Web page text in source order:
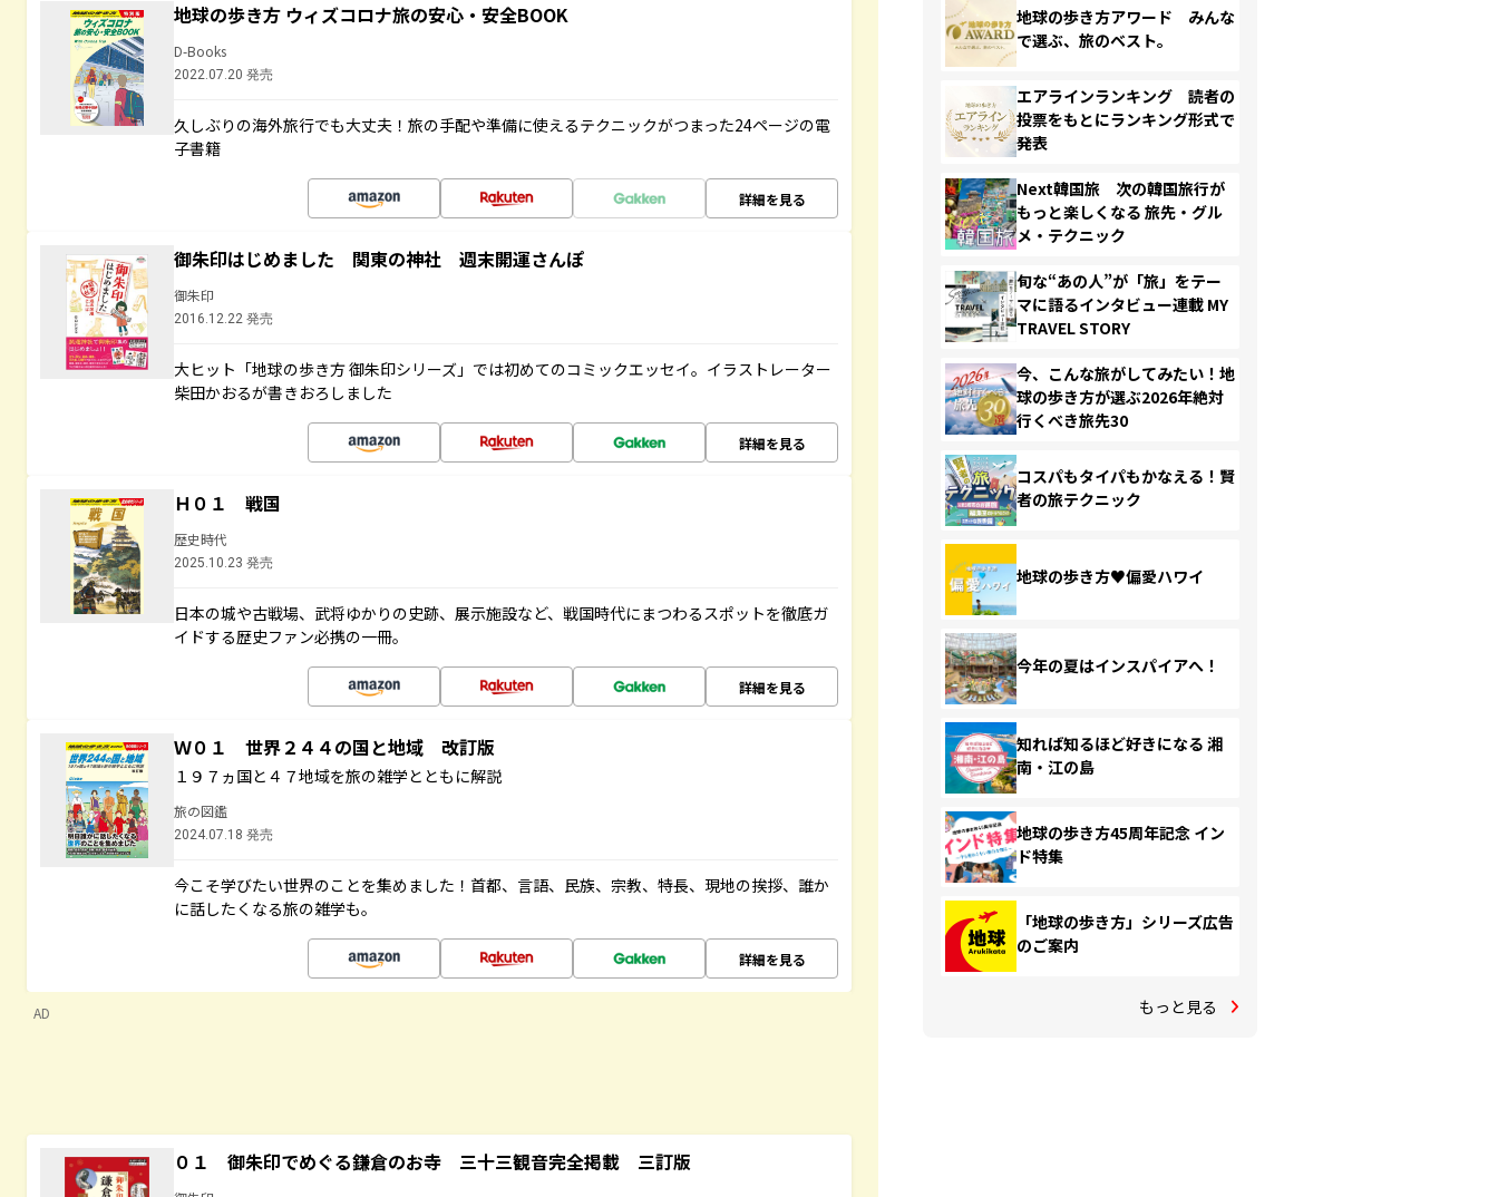
地球の歩き方 ウィズコロナ旅の安心・安全BOOK
D-Books
2022.07.20 発売
久しぶりの海外旅行でも大丈夫！旅の手配や準備に使えるテクニックがつまった24ページの電
子書籍
詳細を見る
御朱印はじめました 関東の神社 週末開運さんぽ
御朱印
2016.12.22 発売
大ヒット「地球の歩き方 御朱印シリーズ」では初めてのコミックエッセイ。イラストレーター
柴田かおるが書きおろしました
詳細を見る
Ｈ０１ 戦国
歴史時代
2025.10.23 発売
日本の城や古戦場、武将ゆかりの史跡、展示施設など、戦国時代にまつわるスポットを徹底ガ
イドする歴史ファン必携の一冊。
詳細を見る
Ｗ０１ 世界２４４の国と地域 改訂版
１９７ヵ国と４７地域を旅の雑学とともに解説
旅の図鑑
2024.07.18 発売
今こそ学びたい世界のことを集めました！首都、言語、民族、宗教、特長、現地の挨拶、誰か
に話したくなる旅の雑学も。
詳細を見る
AD
０１ 御朱印でめぐる鎌倉のお寺 三十三観音完全掲載 三訂版
地球の歩き方アワード みんな
で選ぶ、旅のベスト。
エアラインランキング 読者の
投票をもとにランキング形式で
発表
Next韓国旅 次の韓国旅行が
もっと楽しくなる 旅先・グル
メ・テクニック
旬な“あの人”が「旅」をテー
マに語るインタビュー連載 MY
TRAVEL STORY
今、こんな旅がしてみたい！地
球の歩き方が選ぶ2026年絶対
行くべき旅先30
コスパもタイパもかなえる！賢
者の旅テクニック
地球の歩き方♥偏愛ハワイ
今年の夏はインスパイアへ！
知れば知るほど好きになる 湘
南・江の島
地球の歩き方45周年記念 イン
ド特集
「地球の歩き方」シリーズ広告
のご案内
もっと見る